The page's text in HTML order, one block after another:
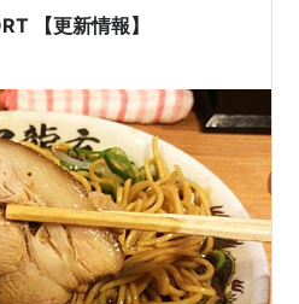
【更新情報】